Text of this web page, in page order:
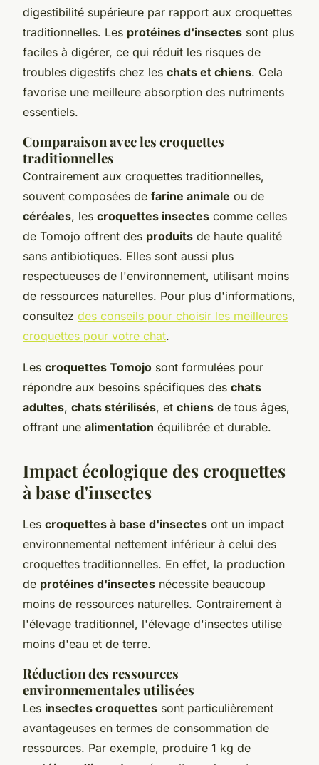
digestibilité supérieure par rapport aux croquettes
traditionnelles. Les protéines d'insectes sont plus
faciles à digérer, ce qui réduit les risques de
troubles digestifs chez les chats et chiens. Cela
favorise une meilleure absorption des nutriments
essentiels.
Comparaison avec les croquettes
traditionnelles
Contrairement aux croquettes traditionnelles,
souvent composées de farine animale ou de
céréales, les croquettes insectes comme celles
de Tomojo offrent des produits de haute qualité
sans antibiotiques. Elles sont aussi plus
respectueuses de l'environnement, utilisant moins
de ressources naturelles. Pour plus d'informations,
consultez des conseils pour choisir les meilleures
croquettes pour votre chat.
Les croquettes Tomojo sont formulées pour
répondre aux besoins spécifiques des chats
adultes, chats stérilisés, et chiens de tous âges,
offrant une alimentation équilibrée et durable.
Impact écologique des croquettes
à base d'insectes
Les croquettes à base d'insectes ont un impact
environnemental nettement inférieur à celui des
croquettes traditionnelles. En effet, la production
de protéines d'insectes nécessite beaucoup
moins de ressources naturelles. Contrairement à
l'élevage traditionnel, l'élevage d'insectes utilise
moins d'eau et de terre.
Réduction des ressources
environnementales utilisées
Les insectes croquettes sont particulièrement
avantageuses en termes de consommation de
ressources. Par exemple, produire 1 kg de